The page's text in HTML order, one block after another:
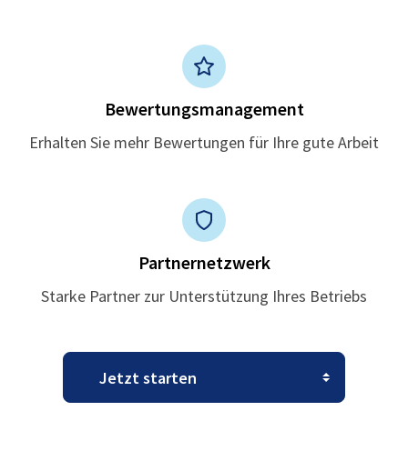
Bewertungsmanagement
Erhalten Sie mehr Bewertungen für Ihre gute Arbeit
Partnernetzwerk
Starke Partner zur Unterstützung Ihres Betriebs